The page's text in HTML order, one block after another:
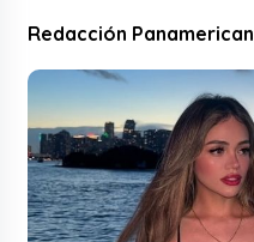
Redacción